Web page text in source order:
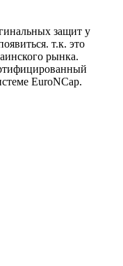
защит у
т.к. это
рынка.
EuroNCap.